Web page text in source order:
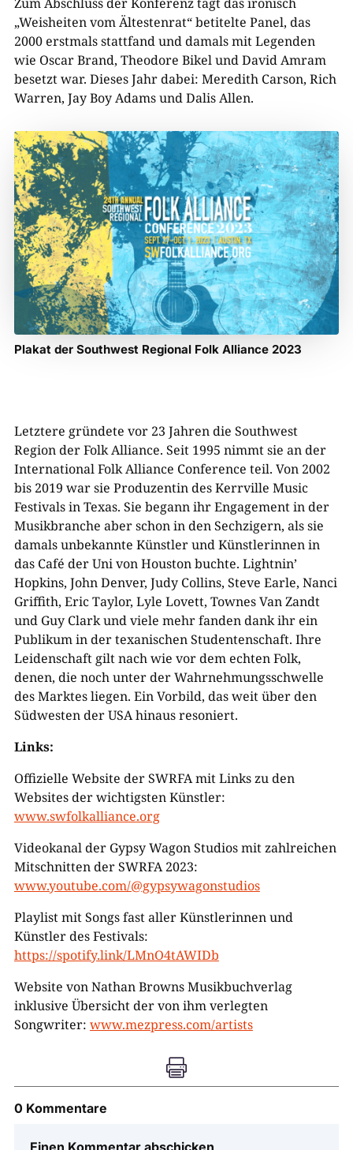
„Weisheiten vom Ältestenrat“ betitelte Panel, das
2000 erstmals stattfand und damals mit Legenden
wie Oscar Brand, Theodore Bikel und David Amram
besetzt war. Dieses Jahr dabei: Meredith Carson, Rich
Warren, Jay Boy Adams und Dalis Allen.
Plakat der Southwest Regional Folk Alliance 2023
Letztere gründete vor 23 Jahren die Southwest
Region der Folk Alliance. Seit 1995 nimmt sie an der
International Folk Alliance Conference teil. Von 2002
bis 2019 war sie Produzentin des Kerrville Music
Festivals in Texas. Sie begann ihr Engagement in der
Musikbranche aber schon in den Sechzigern, als sie
damals unbekannte Künstler und Künstlerinnen in
das Café der Uni von Houston buchte. Lightnin’
Hopkins, John Denver, Judy Collins, Steve Earle, Nanci
Griffith, Eric Taylor, Lyle Lovett, Townes Van Zandt
und Guy Clark und viele mehr fanden dank ihr ein
Publikum in der texanischen Studentenschaft. Ihre
Leidenschaft gilt nach wie vor dem echten Folk,
denen, die noch unter der Wahrnehmungsschwelle
des Marktes liegen. Ein Vorbild, das weit über den
Südwesten der USA hinaus resoniert.
Links:
Offizielle Website der SWRFA mit Links zu den
Websites der wichtigsten Künstler:
www.swfolkalliance.org
Videokanal der Gypsy Wagon Studios mit zahlreichen
Mitschnitten der SWRFA 2023:
www.youtube.com/@gypsywagonstudios
Playlist mit Songs fast aller Künstlerinnen und
Künstler des Festivals:
https://spotify.link/LMnO4tAWIDb
Website von Nathan Browns Musikbuchverlag
inklusive Übersicht der von ihm verlegten
Songwriter: www.mezpress.com/artists

0 Kommentare
Einen Kommentar abschicken